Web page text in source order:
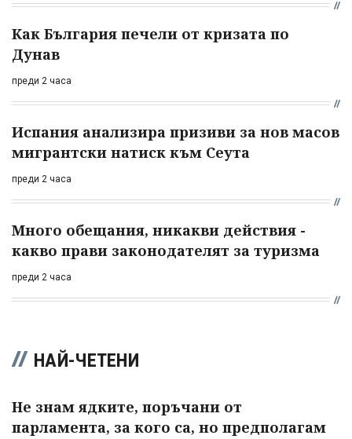
Как България печели от кризата по
Дунав
преди 2 часа
Испания анализира призиви за нов масов
мигрантски натиск към Сеута
преди 2 часа
Много обещания, никакви действия -
какво прави законодателят за туризма
преди 2 часа
НАЙ-ЧЕТЕНИ
Не знам ядките, поръчани от
парламента, за кого са, но предполагам